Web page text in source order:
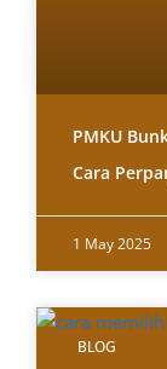
PMKU
Cara
1 May 2025
BLOG